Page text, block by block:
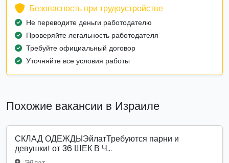
Безопасность при трудоустройстве
Не переводите деньги работодателю
Проверяйте легальность работодателя
Требуйте официальный договор
Уточняйте все условия работы
Похожие вакансии в Израиле
СКЛАД ОДЕЖДЫЭйлатТребуются парни и
девушки! от 36 ШЕК В Ч...